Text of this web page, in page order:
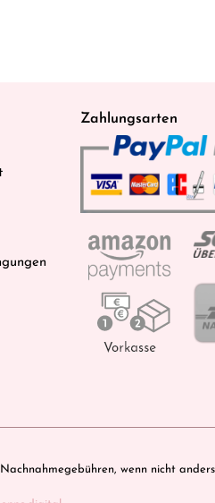
Zahlungsarten
wenn nicht